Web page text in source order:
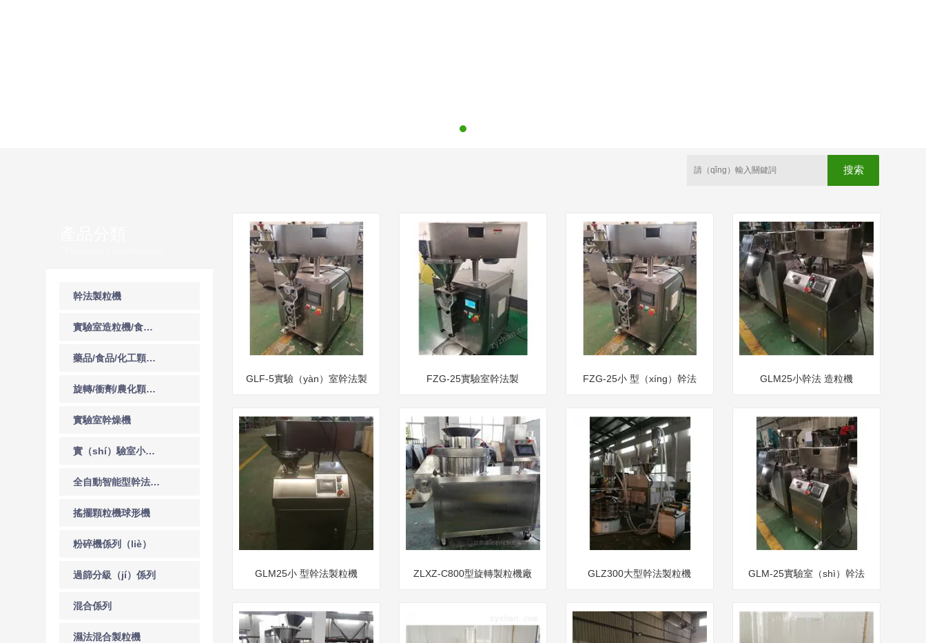
幹法製粒機
實驗室造粒機/食品/藥品/化工
藥品/食品/化工顆粒機
旋轉/衝劑/農化顆粒機
實驗室幹燥機
實（shí）驗室小型設（shè）備
全自動智能型幹法製粒機（jī）
搖擺顆粒機球形機
粉碎機係列（liè）
過篩分級（jí）係列
混合係列
濕法混合製粒機
GLF-5實驗（yàn）室幹法製 FZG-25實驗室幹法製 FZG-25小 型（xíng）幹法 GLM25小幹法 造粒機
GLM25小 型幹法製粒機 ZLXZ-C800型旋轉製粒機廠 GLZ300大型幹法製粒機 GLM-25實驗室（shì）幹法